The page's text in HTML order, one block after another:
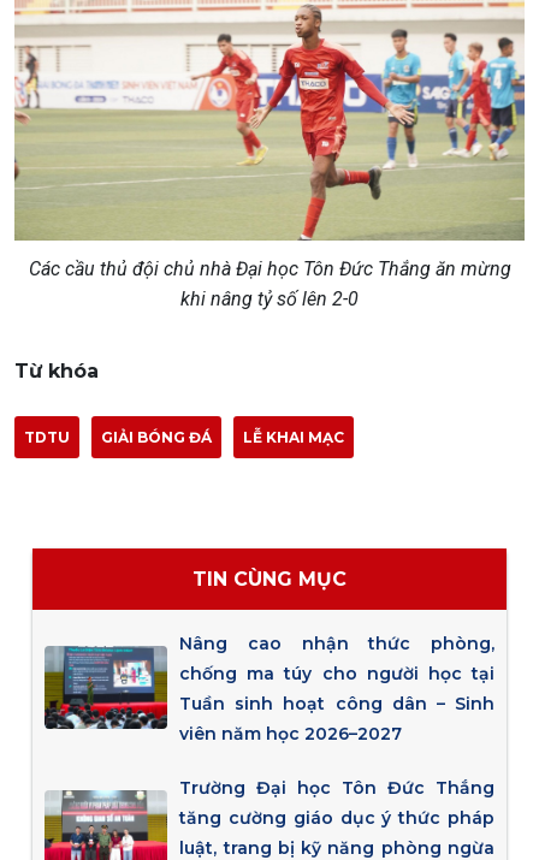
Các cầu thủ đội chủ nhà Đại học Tôn Đức Thắng ăn mừng
khi nâng tỷ số lên 2-0
Từ khóa
TDTU GIẢI BÓNG ĐÁ LỄ KHAI MẠC
TIN CÙNG MỤC
Nâng cao nhận thức phòng,
chống ma túy cho người học tại
Tuần sinh hoạt công dân – Sinh
viên năm học 2026–2027
Trường Đại học Tôn Đức Thắng
tăng cường giáo dục ý thức pháp
luật, trang bị kỹ năng phòng ngừa